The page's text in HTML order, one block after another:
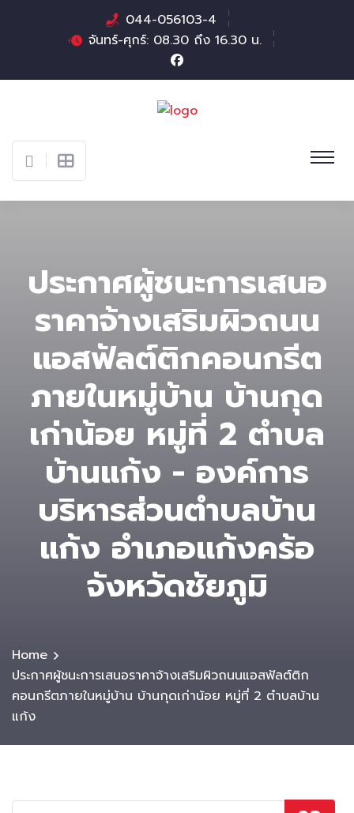
044-056103-4
จันทร์-ศุกร์: 08.30 ถึง 16.30 น.
ประกาศผู้ชนะการเสนอ
ราคาจ้างเสริมผิวถนน
แอสฟัลต์ติกคอนกรีต
ภายในหมู่บ้าน บ้านกุด
เก่าน้อย หมู่ที่ 2 ตำบล
บ้านแก้ง - องค์การ
บริหารส่วนตําบลบ้าน
แก้ง อำเภอแก้งคร้อ
จังหวัดชัยภูมิ
Home
ประกาศผู้ชนะการเสนอราคาจ้างเสริมผิวถนนแอสฟัลต์ติก
คอนกรีตภายในหมู่บ้าน บ้านกุดเก่าน้อย หมู่ที่ 2 ตำบลบ้าน
แก้ง